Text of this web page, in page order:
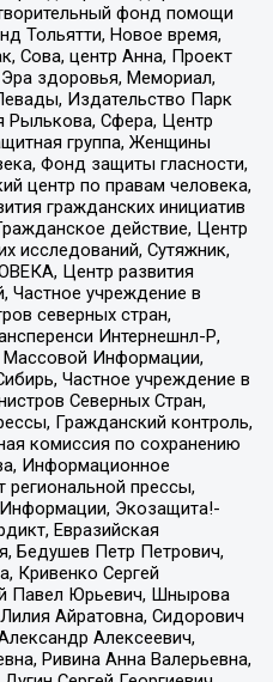
фонд помощи
Тольятти, Новое время,
Сова, центр Анна, Проект
здоровья, Мемориал,
Издательство Парк
Рылькова, Сфера, Центр
группа, Женщины
Фонд защиты гласности,
центр по правам человека,
гражданских инициатив
действие, Центр
исследований, Сутяжник,
Центр развития
Частное учреждение в
северных стран,
Интернешнл-Р,
Информации,
Частное учреждение в
Северных Стран,
Гражданский контроль,
комиссия по сохранению
Информационное
региональной прессы,
Экозащита!-
Евразийская
Бедушев Петр Петрович,
Кривенко Сергей
Павел Юрьевич, Шнырова
Айратовна, Сидорович
Алексеевич,
Ривина Анна Валерьевна,